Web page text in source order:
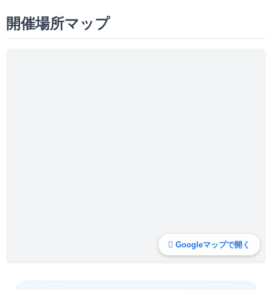
開催場所マップ
Googleマップで開く